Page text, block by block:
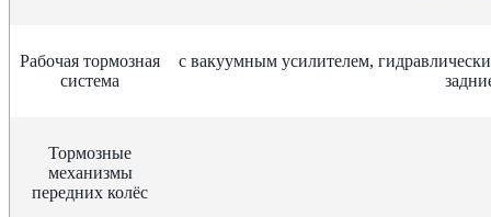
Рабочая тормозная
система
с вакуумным усилителем,
Тормозные
механизмы
передних колёс